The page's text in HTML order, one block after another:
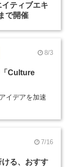
イティブエキ
で開催
8/3
Culture
イデアを加速
7/16
る、おすす